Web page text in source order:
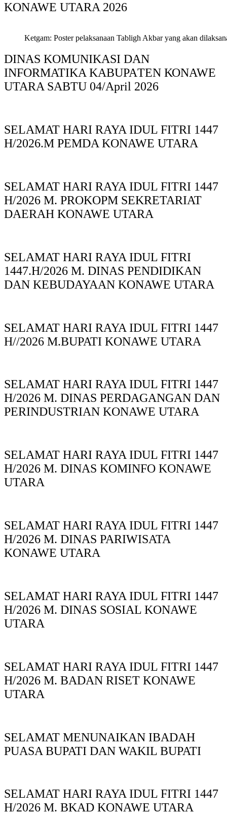
KONAWE UTARA 2026
Ketgam: Poster pelaksanaan Tabligh Akbar yang akan
DINAS KOMUNIKASI DAN
INFORMATIKA KABUPAΤΕΝ ΚΟNAWE
UTARA SABTU 04/April 2026
SELAMAT HARI RAYA IDUL FITRI 1447
H/2026.M PEMDA KONAWE UTARA
SELAMAT HARI RAYA IDUL FITRI 1447
H/2026 M. PROKOPM SEKRETARIAT
DAERAH KONAWE UTARA
SELAMAT HARI RAYA IDUL FITRI
1447.H/2026 M. DINAS PENDIDIKAN
DAN KEBUDAYAAN KONAWE UTARA
SELAMAT HARI RAYA IDUL FITRI 1447
H//2026 M.BUPATI KONAWE UTARA
SELAMAT HARI RAYA IDUL FITRI 1447
H/2026 M. DINAS PERDAGANGAN DAN
PERINDUSTRIAN KONAWE UTARA
SELAMAT HARI RAYA IDUL FITRI 1447
H/2026 M. DINAS KOMINFO KONAWE
UTARA
SELAMAT HARI RAYA IDUL FITRI 1447
H/2026 M. DINAS PARIWISATA
KONAWE UTARA
SELAMAT HARI RAYA IDUL FITRI 1447
H/2026 M. DINAS SOSIAL KONAWE
UTARA
SELAMAT HARI RAYA IDUL FITRI 1447
H/2026 M. BADAN RISET KONAWE
UTARA
SELAMAT MENUNAIKAN IBADAH
PUASA BUPATI DAN WAKIL BUPATI
SELAMAT HARI RAYA IDUL FITRI 1447
H/2026 M. BKAD KONAWE UTARA